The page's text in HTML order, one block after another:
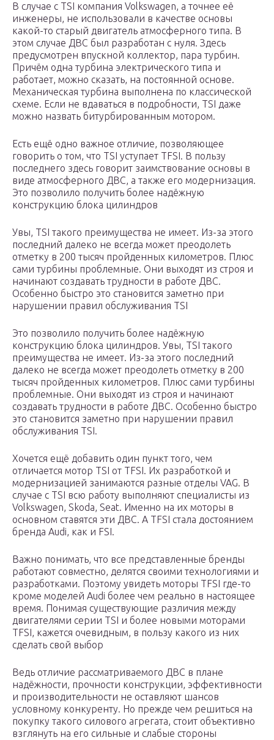
В случае с TSI компания Volkswagen, а точнее её
инженеры, не использовали в качестве основы
какой-то старый двигатель атмосферного типа. В
этом случае ДВС был разработан с нуля. Здесь
предусмотрен впускной коллектор, пара турбин.
Причём одна турбина электрического типа и
работает, можно сказать, на постоянной основе.
Механическая турбина выполнена по классической
схеме. Если не вдаваться в подробности, TSI даже
можно назвать битурбированным мотором.
Есть ещё одно важное отличие, позволяющее
говорить о том, что TSI уступает TFSI. В пользу
последнего здесь говорит заимствование основы в
виде атмосферного ДВС, а также его модернизация.
Это позволило получить более надёжную
конструкцию блока цилиндров
Увы, TSI такого преимущества не имеет. Из-за этого
последний далеко не всегда может преодолеть
отметку в 200 тысяч пройденных километров. Плюс
сами турбины проблемные. Они выходят из строя и
начинают создавать трудности в работе ДВС.
Особенно быстро это становится заметно при
нарушении правил обслуживания TSI
Это позволило получить более надёжную
конструкцию блока цилиндров. Увы, TSI такого
преимущества не имеет. Из-за этого последний
далеко не всегда может преодолеть отметку в 200
тысяч пройденных километров. Плюс сами турбины
проблемные. Они выходят из строя и начинают
создавать трудности в работе ДВС. Особенно быстро
это становится заметно при нарушении правил
обслуживания TSI.
Хочется ещё добавить один пункт того, чем
отличается мотор TSI от TFSI. Их разработкой и
модернизацией занимаются разные отделы VAG. В
случае с TSI всю работу выполняют специалисты из
Volkswagen, Skoda, Seat. Именно на их моторы в
основном ставятся эти ДВС. А TFSI стала достоянием
бренда Audi, как и FSI.
Важно понимать, что все представленные бренды
работают совместно, делятся своими технологиями и
разработками. Поэтому увидеть моторы TFSI где-то
кроме моделей Audi более чем реально в настоящее
время. Понимая существующие различия между
двигателями серии TSI и более новыми моторами
TFSI, кажется очевидным, в пользу какого из них
сделать свой выбор
Ведь отличие рассматриваемого ДВС в плане
надёжности, прочности конструкции, эффективности
и производительности не оставляют шансов
условному конкуренту. Но прежде чем решиться на
покупку такого силового агрегата, стоит объективно
взглянуть на его сильные и слабые стороны